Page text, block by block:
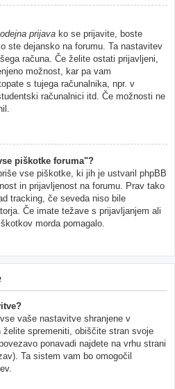
prijava ko se prijavite, boste
ste dejansko na forumu. Ta nastavitev
računa. Če želite ostati prijavljeni,
možnost, kar pa vam
s tujega računalnika, npr. v
računalnici itd. Če možnosti ne
piškotke foruma"?
vse piškotke, ki jih je ustvaril phpBB
in prijavljenost na forumu. Prav tako
tracking, če seveda niso bile
Če imate težave s prijavljanjem ali
morda pomagalo.
vaše nastavitve shranjene v
spremeniti, obiščite stran svoje
ponavadi najdete na vrhu strani
Ta sistem vam bo omogočil